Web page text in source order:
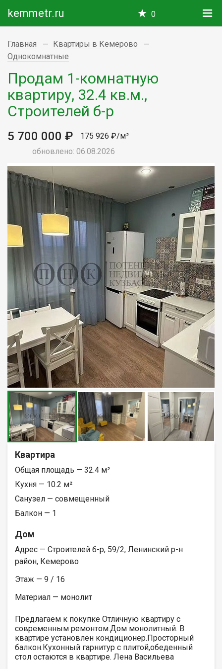
kemmetr.ru 0
Главная
Квартиры в Кемерово
Однокомнатные
Продам 1-комнатную
квартиру, 32.4 кв.м.,
Строителей б-р
5 700 000 ₽
175 926 ₽/м²
обновлено: 06.08.2026
Квартира
Общая площадь — 32.4 м²
Кухня — 10.2 м²
Санузел — совмещенный
Балкон — 1
Дом
Адрес — Строителей б-р, 59/2, Ленинский р-н
район, Кемерово
Этаж — 9 / 16
Материал — монолит
Предлагаем к покупке Отличную квартиру с
современным ремонтом.Дом монолитный. В
квартире установлен кондиционер.Просторный
балкон.Кухонный гарнитур с плитой,обеденный
стол остаются в квартире. Лена Васильева